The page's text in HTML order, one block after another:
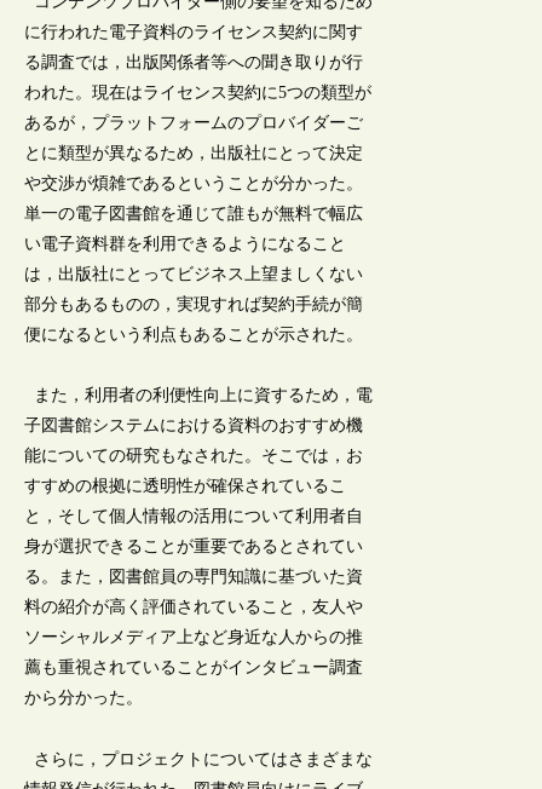
に行われた電子資料のライセンス契約に関す
る調査では，出版関係者等への聞き取りが行
われた。現在はライセンス契約に5つの類型が
あるが，プラットフォームのプロバイダーご
とに類型が異なるため，出版社にとって決定
や交渉が煩雑であるということが分かった。
単一の電子図書館を通じて誰もが無料で幅広
い電子資料群を利用できるようになること
は，出版社にとってビジネス上望ましくない
部分もあるものの，実現すれば契約手続が簡
便になるという利点もあることが示された。
また，利用者の利便性向上に資するため，電
子図書館システムにおける資料のおすすめ機
能についての研究もなされた。そこでは，お
すすめの根拠に透明性が確保されているこ
と，そして個人情報の活用について利用者自
身が選択できることが重要であるとされてい
る。また，図書館員の専門知識に基づいた資
料の紹介が高く評価されていること，友人や
ソーシャルメディア上など身近な人からの推
薦も重視されていることがインタビュー調査
から分かった。
さらに，プロジェクトについてはさまざまな